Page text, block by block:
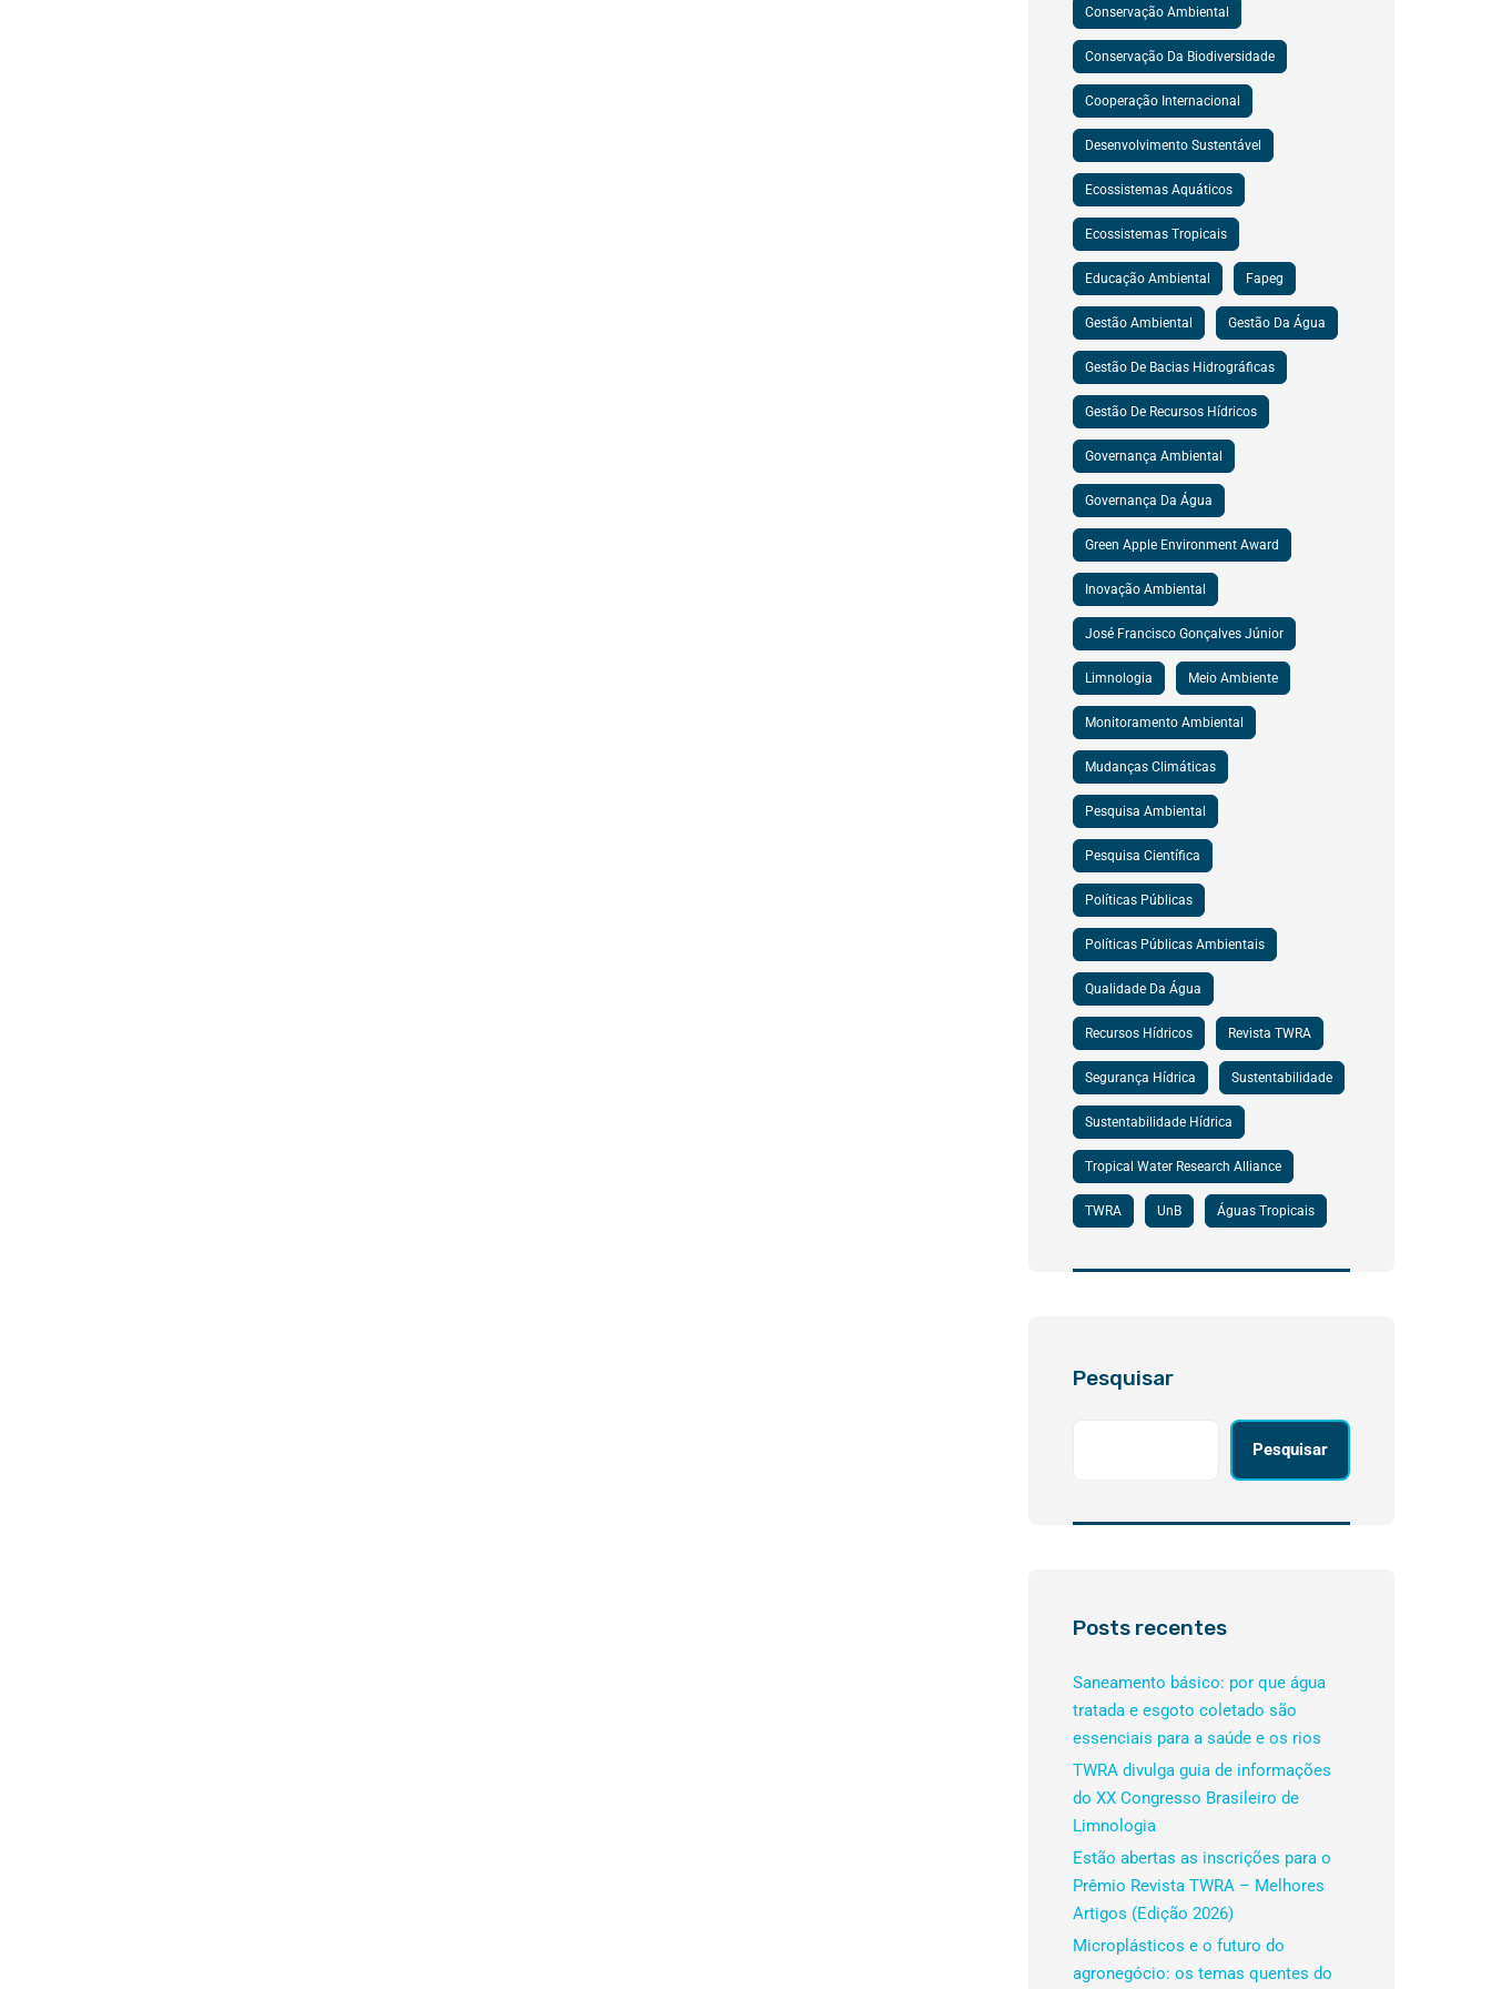
Conservação Ambiental
Conservação Da Biodiversidade
Cooperação Internacional
Desenvolvimento Sustentável
Ecossistemas Aquáticos
Ecossistemas Tropicais
Educação Ambiental Fapeg
Gestão Ambiental Gestão Da Água
Gestão De Bacias Hidrográficas
Gestão De Recursos Hídricos
Governança Ambiental
Governança Da Água
Green Apple Environment Award
Inovação Ambiental
José Francisco Gonçalves Júnior
Limnologia Meio Ambiente
Monitoramento Ambiental
Mudanças Climáticas
Pesquisa Ambiental
Pesquisa Científica
Políticas Públicas
Políticas Públicas Ambientais
Qualidade Da Água
Recursos Hídricos Revista TWRA
Segurança Hídrica Sustentabilidade
Sustentabilidade Hídrica
Tropical Water Research Alliance
TWRA UnB Águas Tropicais
Pesquisar
Pesquisar
Posts recentes
Saneamento básico: por que água
tratada e esgoto coletado são
essenciais para a saúde e os rios
TWRA divulga guia de informações
do XX Congresso Brasileiro de
Limnologia
Estão abertas as inscrições para o
Prêmio Revista TWRA – Melhores
Artigos (Edição 2026)
Microplásticos e o futuro do
agronegócio: os temas quentes do